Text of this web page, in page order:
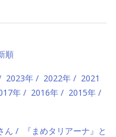
順
2023年 2022年
2021
年 2016年
2015年
ん
『まめタリアーナ』と